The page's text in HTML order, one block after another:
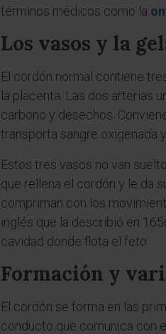
términos médicos como la
Los vasos y la
El cordón normal contiene
la placenta. Las dos arterias
carbono y desechos.
transporta sangre oxigenada
Estos tres vasos no van
que rellena el cordón y le da
compriman con los
inglés que la describió en
cavidad donde flota el feto.
Formación y
El cordón se forma en las
conducto que comunica con el